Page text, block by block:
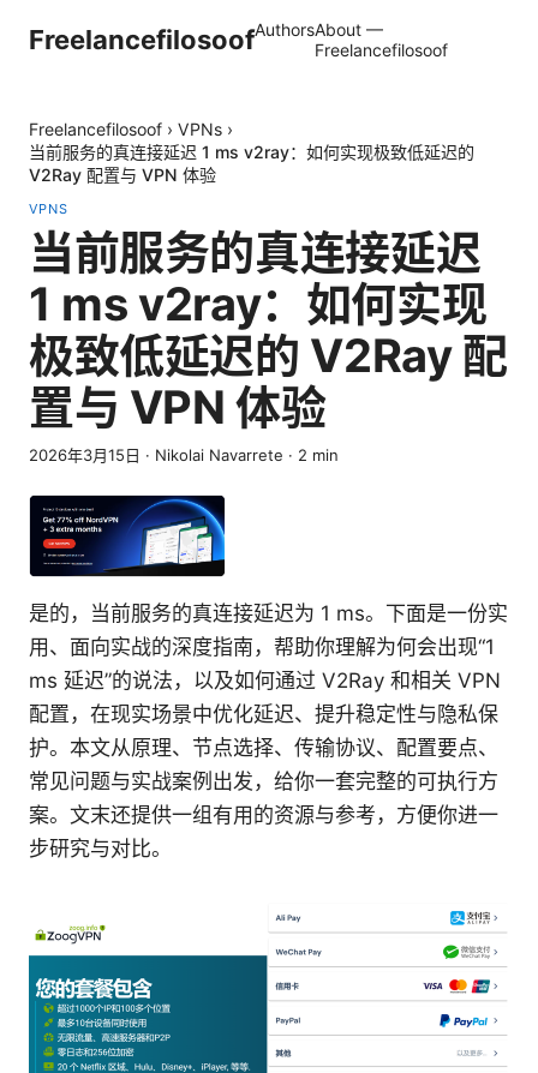
FreelancefilosoofAuthorsAbout —
Freelancefilosoof
Freelancefilosoof › VPNs ›
当前服务的真连接延迟 1 ms v2ray：如何实现极致低延迟的
V2Ray 配置与 VPN 体验
VPNS
当前服务的真连接延迟
1 ms v2ray：如何实现
极致低延迟的 V2Ray 配
置与 VPN 体验
2026年3月15日 · Nikolai Navarrete · 2 min
是的，当前服务的真连接延迟为 1 ms。下面是一份实
用、面向实战的深度指南，帮助你理解为何会出现“1
ms 延迟”的说法，以及如何通过 V2Ray 和相关 VPN
配置，在现实场景中优化延迟、提升稳定性与隐私保
护。本文从原理、节点选择、传输协议、配置要点、
常见问题与实战案例出发，给你一套完整的可执行方
案。文末还提供一组有用的资源与参考，方便你进一
步研究与对比。